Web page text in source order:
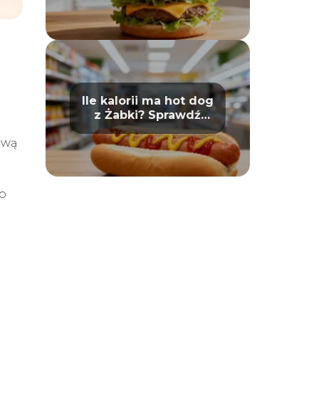
Ile kalorii ma hot dog
z Żabki? Sprawdź
wartości odżywcze